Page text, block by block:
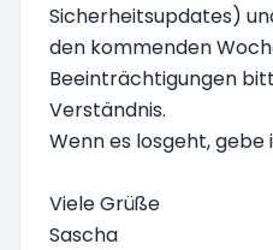
Sicherheitsupdates)
den kommenden
Beeinträchtigungen
Verständnis.
Wenn es losgeht, gebe
Viele Grüße
Sascha